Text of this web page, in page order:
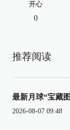
开心
0
推荐阅读
最新月球“宝藏
2026-08-07 09:48